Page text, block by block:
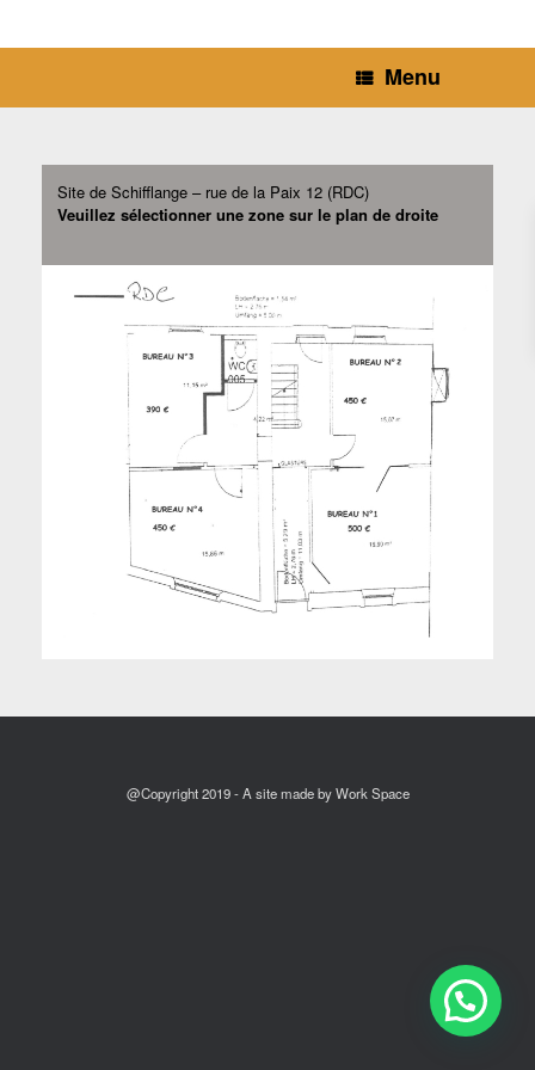
Menu
Site de Schifflange – rue de la Paix 12 (RDC)
Veuillez sélectionner une zone sur le plan de droite
@Copyright 2019 - A site made by Work Space